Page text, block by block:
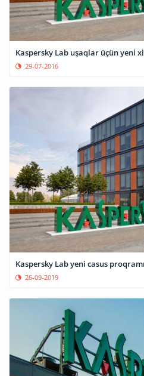
Kaspersky Lab uşaqlar üçün yeni
29-07-2016
Kaspersky Lab yeni casus
26-09-2019